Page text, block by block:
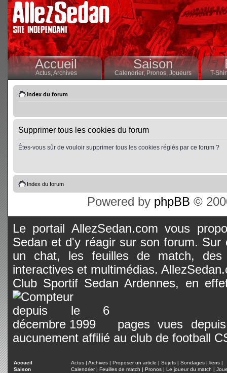
Accueil
Actus,Archives
Saison
Calendrier,Pronos, Joueurs T-
Index du forum
Supprimer tous les cookies du forum
Êtes-vous sûr de vouloir supprimer tous les cookies réglés par ce forum ?
Index du forum
Powered by phpBB ©
Le portail AllezSedan.com vous
Sedan et d'y réagir sur son forum.
un chat, les feuilles de match, des
interactives et multimédias.
Club Sportif Sedan Ardennes, en
pages vues
aucunement affilié au club de football
Accueil Actus | Archives | Proposer un article | Sujets | Sondages | liens |
Saison
Calendrier| Feuilles de match | Pronos | Le joueur du match |